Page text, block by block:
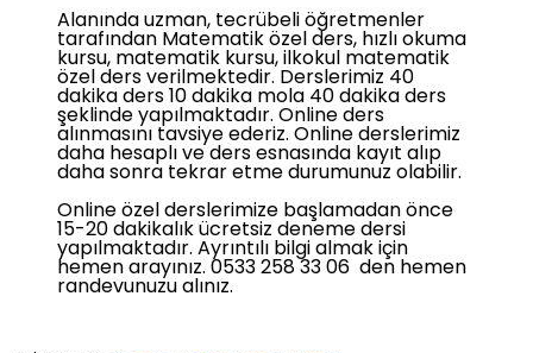
Alanında uzman, tecrübeli öğretmenler
tarafından Matematik özel ders, hızlı okuma
kursu, matematik kursu, ilkokul matematik
özel ders verilmektedir. Derslerimiz 40
dakika ders 10 dakika mola 40 dakika ders
şeklinde yapılmaktadır. Online ders
alınmasını tavsiye ederiz. Online derslerimiz
daha hesaplı ve ders esnasında kayıt alıp
daha sonra tekrar etme durumunuz olabilir.
Online özel derslerimize başlamadan önce
15-20 dakikalık ücretsiz deneme dersi
yapılmaktadır. Ayrıntılı bilgi almak için
hemen arayınız. 0533 258 33 06 den hemen
randevunuzu alınız.